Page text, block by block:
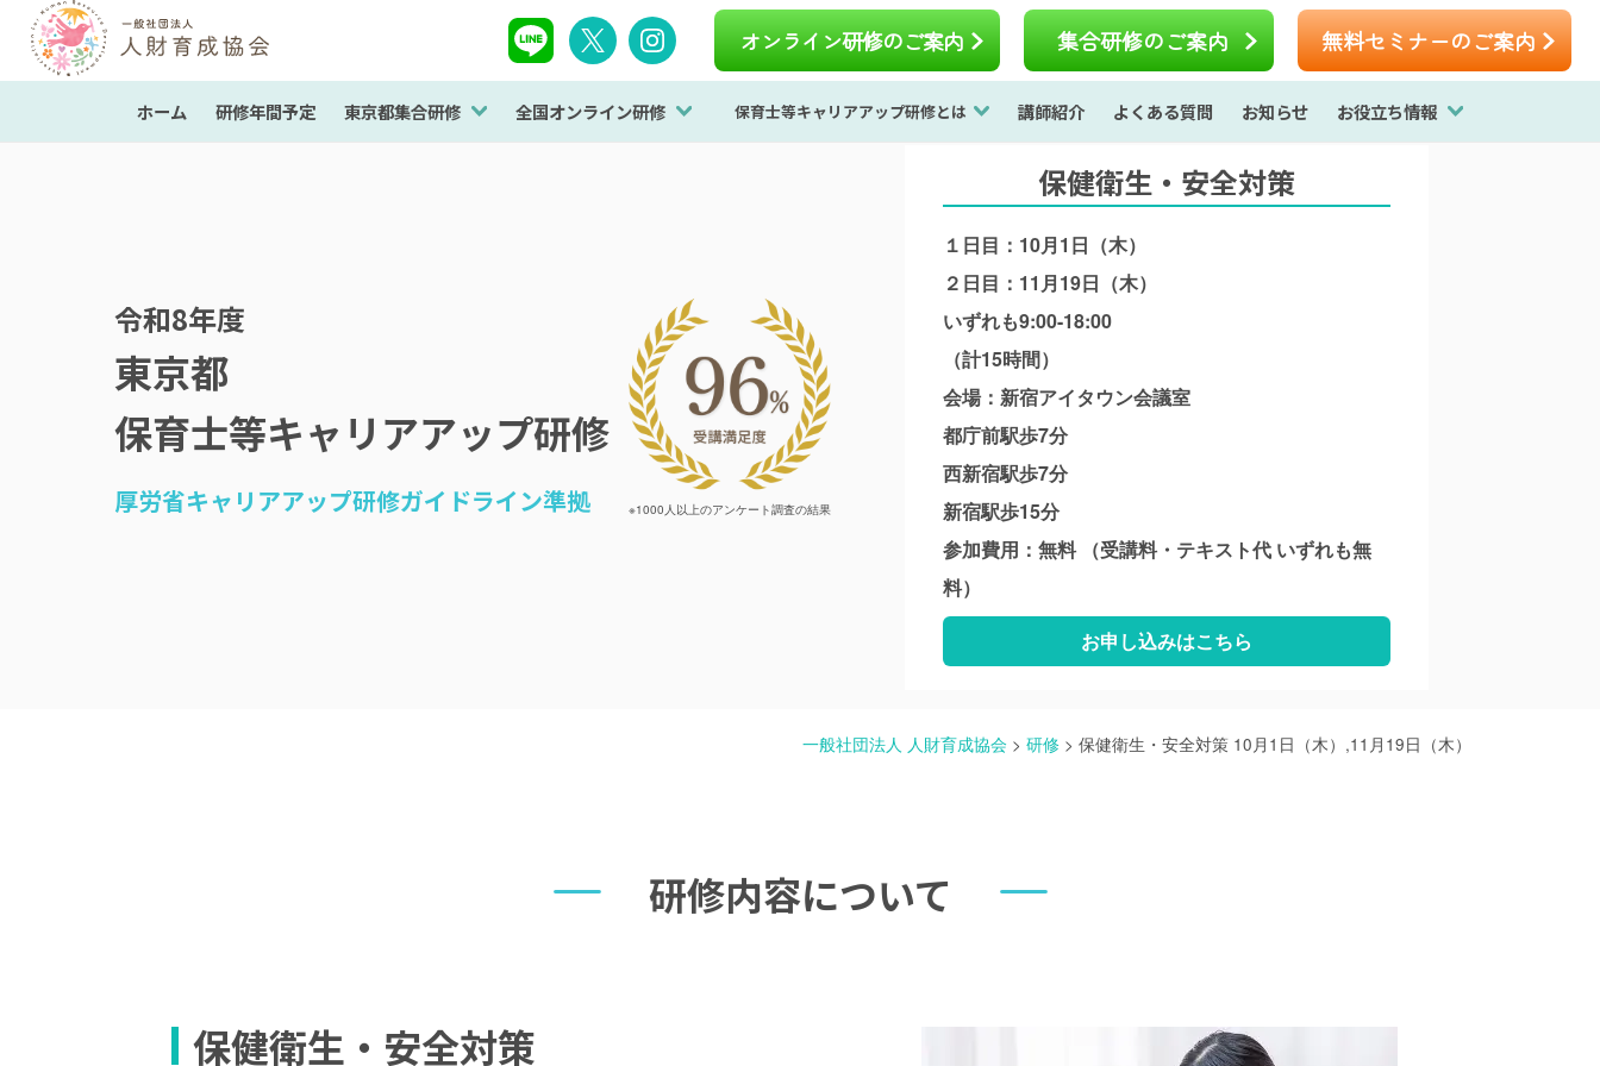
オンライン研修のご案内 集合研修のご案内 無料セミナーのご案内
ホーム 研修年間予定 東京都集合研修 全国オンライン研修 保育士等キャリアアップ研修とは 講師紹介 よくある質問 お知らせ お役立ち情報
令和8年度
東京都
保育士等キャリアアップ研修
厚労省キャリアアップ研修ガイドライン準拠 ※1000人以上のアンケート調査の結果
保健衛生・安全対策
１日目：10月1日（木）
２日目：11月19日（木）
いずれも9:00-18:00
（計15時間）
会場：新宿アイタウン会議室
都庁前駅歩7分
西新宿駅歩7分
新宿駅歩15分
参加費用：無料 （受講料・テキスト代 いずれも無
料）
お申し込みはこちら
一般社団法人 人財育成協会 > 研修 > 保健衛生・安全対策 10月1日（木）,11月19日（木）
研修内容について
保健衛生・安全対策